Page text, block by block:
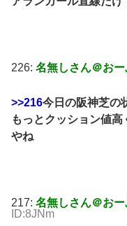
226: 名無しさん＠お
>>216今日の阪神芝の
もっとクッション値
やね
217: 名無しさん＠お
ID:8JNm